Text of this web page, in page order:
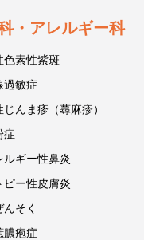
・アレルギー科
色素性紫斑
過敏症
じんま疹（蕁麻疹）
症
ルギー性鼻炎
ピー性皮膚炎
んそく
膿疱症